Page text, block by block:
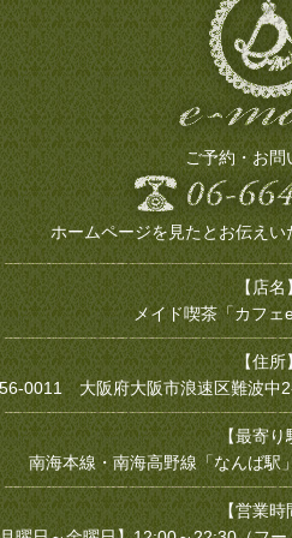
ご予約・お問
ホームページを見たとお伝え
【店名
メイド喫茶「カフェ
【住所
0011大阪府大阪市浪速区難波中
【最寄り
南海本線・南海高野線「なんば駅
【営業時